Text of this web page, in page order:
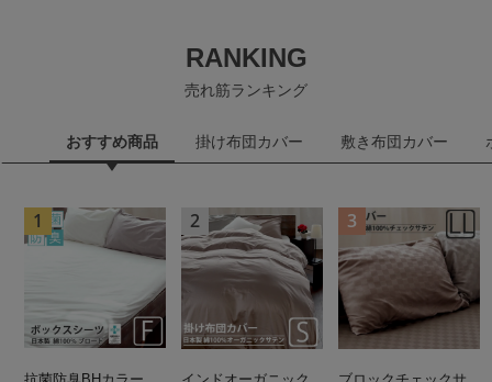
RANKING
売れ筋ランキング
おすすめ商品 掛け布団カバー 敷き布団カバー